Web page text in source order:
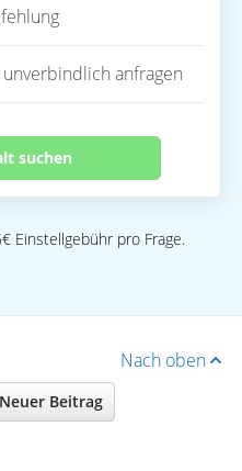
anfragen
suchen
Einstellgebühr pro Frage.
Nach oben
Neuer Beitrag